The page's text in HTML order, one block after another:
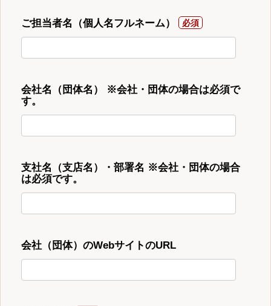
ご担当者名（個人名フルネーム）
会社名（団体名） ※会社・団体の場合は必須で
す。
支社名（支店名）・部署名 ※会社・団体の場合
は必須です。
会社（団体）のWebサイトのURL